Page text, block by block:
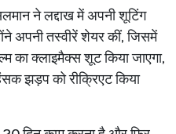
ने लद्दाख में अपनी शूटिंग
अपनी तस्वीरें शेयर कीं, जिसमें
का क्लाइमैक्स शूट किया जाएगा,
झड़प को रीक्रिएट किया